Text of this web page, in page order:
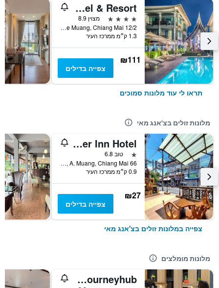
Maraya Hotel & Resort
4 כוכבים
מצוין 8.9
12/2 Moo 3, Padaet, Amphoe Muang, Chiang Mai, צ'אנג מאי, תאילנד
1.3 ק״מ ממרכז העיר
₪111
צפייה בדילים
תראו לי עוד מלונות סמוכים
מלונות זולים בצ'אנג מאי
Traveller Inn Hotel
כוכב 1טוב 6.8
66 Loikroh Rd. T. Changklon, A. Muang, Chiang Mai, צ'אנג מאי, תאילנד
0.9 ק״מ ממרכז העיר
₪27
צפייה בדילים
צפייה במלונות זולים בצ'אנג מאי
מלונות מומלצים
ibis Chiang Mai Nimman Journeyhub